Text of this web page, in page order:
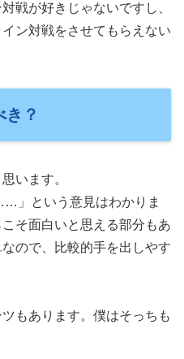
戦が好きじゃないですし、
ン対戦をさせてもらえない
？
います。
」という意見はわかりま
そ面白いと思える部分もあ
ので、比較的手を出しやす
もあります。僕はそっちも